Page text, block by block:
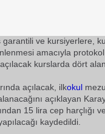
ve kursiyerlere,
amacıyla
kurslarda dört
açılacak, ilkokul
açıklayan
15 lira cep harçlığı
kaydedildi.